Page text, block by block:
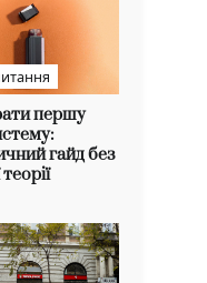
першу
гайд без